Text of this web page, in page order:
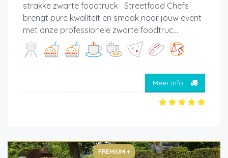
strakke zwarte foodtruck Streetfood Chefs
brengt pure kwaliteit en smaak naar jouw event
met onze professionele zwarte foodtruc...
Meer info
PREMIUM +